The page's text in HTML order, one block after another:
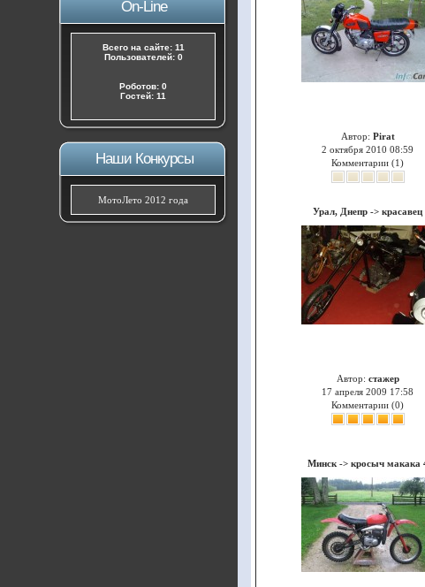
On-Line
Всего на сайте: 11
Пользователей: 0
Роботов: 0
Гостей: 11
Наши Конкурсы
МотоЛето 2012 года
Автор: Pirat
2 октября 2010 08:59
Комментарии (1)
Урал, Днепр -> красавец
Автор: стажер
17 апреля 2009 17:58
Комментарии (0)
Минск-> кросыч макака